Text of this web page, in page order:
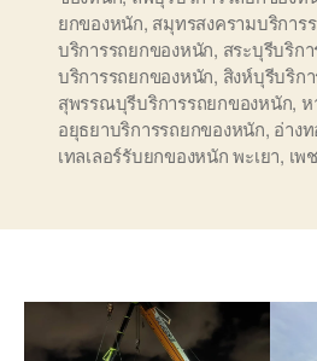
ยกของหนัก, สมุทรสงครามบริการ
บริการรถยกของหนัก, สระบุรีบริก
บริการรถยกของหนัก, สิงห์บุรีบริก
สุพรรณบุรีบริการรถยกของหนัก, ห
อยุธยาบริการรถยกของหนัก, อ่าง
เทลเลอร์รับยกของหนัก พะเยา, เพ